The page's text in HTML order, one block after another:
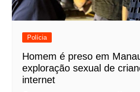
Polícia
Homem é preso em
exploração sexual de
internet